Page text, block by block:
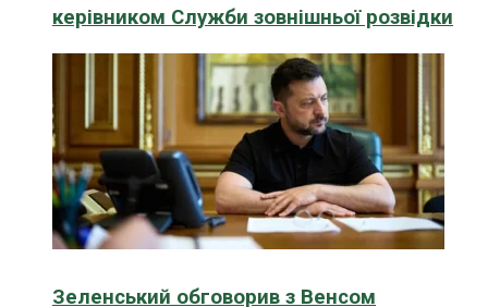
керівником Служби зовнішньої розвідки
Зеленський обговорив з Венсом